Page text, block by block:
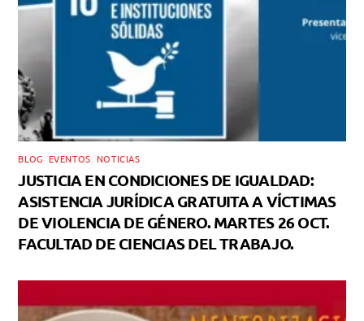
BLOG EVENTOS NOTICIAS
JUSTICIA EN CONDICIONES DE IGUALDAD:
ASISTENCIA JURÍDICA GRATUITA A VÍCTIMAS
DE VIOLENCIA DE GÉNERO. MARTES 26 OCT.
FACULTAD DE CIENCIAS DEL TRABAJO.